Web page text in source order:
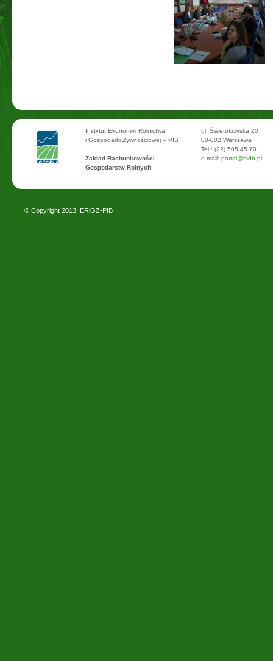
Instytut Ekonomiki Rolnictwa
i Gospodarki Żywnościowej – PIB
Zakład Rachunkowości
Gospodarstw Rolnych
ul. Świętokrzyska 20
00-002 Warszawa
Tel.: (22) 505 45 70
e-mail: portal@fsdn.pl
© Copyright 2013 IERiGŻ-PIB